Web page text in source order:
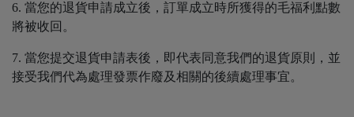
6. 當您的退貨申請成立後，訂單成立時所獲得的毛福利點數
將被收回。
7. 當您提交退貨申請表後，即代表同意我們的退貨原則，並
接受我們代為處理發票作廢及相關的後續處理事宜。